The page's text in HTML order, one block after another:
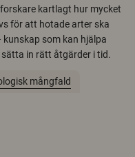
kartlagt hur mycket
för att hotade arter ska
kunskap som kan hjälpa
in rätt åtgärder i tid.
mångfald